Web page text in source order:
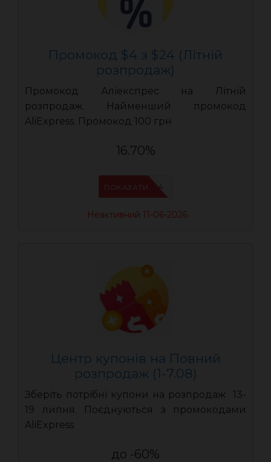
Промокод $4 з $24 (Літній
розпродаж)
Промокод Аліекспрес на Літній
розпродаж. Найменший промокод
AliExpress. Промокод 100 грн
16.70%
AEUA4
ПОКАЗАТИ
Неактивний 11-06-2026
Центр купонів на Повний
розпродаж (1-7.08)
Зберіть потрібні купони на розпродаж 13-
19 липня. Поєднуються з промокодами
AliExpress
до -60%